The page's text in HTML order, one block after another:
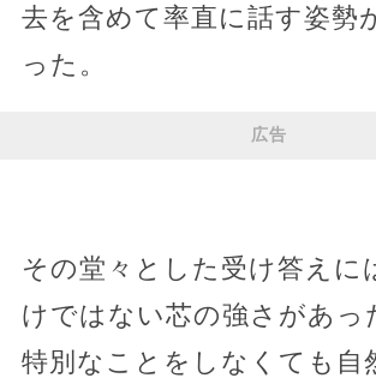
去を含めて率直に話す姿勢
った。
広告
その堂々とした受け答えに
けではない芯の強さがあっ
特別なことをしなくても自